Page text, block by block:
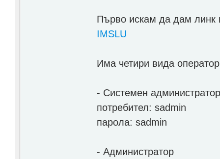
Първо искам да дам линк
IMSLU
Има четири вида
- Системен
потребител: sadmin
парола: sadmin
- Администратор